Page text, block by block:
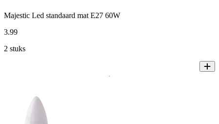
Majestic Led standaard mat E27 60W
3.99
2 stuks